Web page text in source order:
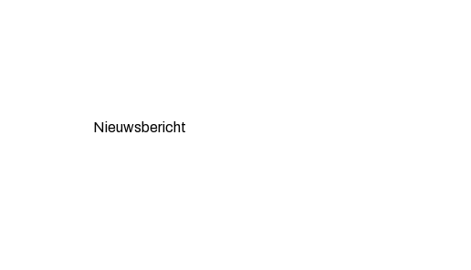
Nieuwsbericht